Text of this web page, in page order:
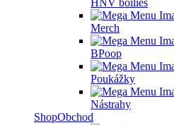
HNV boilies
Merch
BPoop
Poukážky
Nástrahy
ShopObchod